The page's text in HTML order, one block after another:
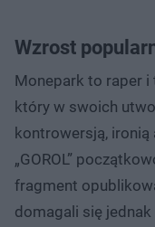
Wzrost
Monepark to raper i
który w swoich
kontrowersją,
„GOROL”
fragment
domagali się